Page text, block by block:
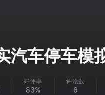
汽车停车模
好评率
83%
评论数
6